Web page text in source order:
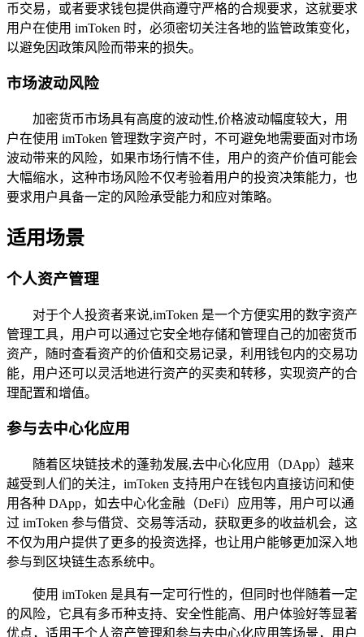
币交易，或者要求钱包提供商遵守严格的合规要求，这就要求
用户在使用 imToken 时，必须密切关注各地的监管政策变化，
以避免因政策风险而带来的损失。
市场波动风险
加密货币市场具有高度的波动性,价格波动幅度较大，用
户在使用 imToken 管理数字资产时，不可避免地需要面对市场
波动带来的风险，如果市场行情不佳，用户的资产价值可能会
大幅缩水，这种市场风险不仅考验着用户的投资决策能力，也
要求用户具备一定的风险承受能力和应对策略。
适用场景
个人资产管理
对于个人投资者来说,imToken 是一个方便实用的数字资产
管理工具，用户可以通过它安全地存储和管理自己的加密货币
资产，随时查看资产的价值和交易记录，利用钱包内的交易功
能，用户还可以灵活地进行资产的买卖和转移，实现资产的合
理配置和增值。
参与去中心化应用
随着区块链技术的蓬勃发展,去中心化应用（DApp）越来
越受到人们的关注，imToken 支持用户在钱包内直接访问和使
用各种 DApp，如去中心化金融（DeFi）应用等，用户可以通
过 imToken 参与借贷、交易等活动，获取更多的收益机会，这
不仅为用户提供了更多的投资选择，也让用户能够更加深入地
参与到区块链生态系统中。
使用 imToken 是具有一定可行性的，但同时也伴随着一定
的风险，它具有多币种支持、安全性能高、用户体验好等显著
优点，适用于个人资产管理和参与去中心化应用等场景，用户